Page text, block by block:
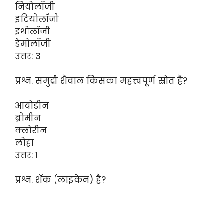
नियोलॉजी
इटियोलॉजी
इथोलॉजी
डेमोलॉजी
उत्तर: 3
प्रश्न. समुद्री शैवाल किसका महत्त्वपूर्ण स्रोत हैं?
आयोडीन
ब्रोमीन
क्लोरीन
लोहा
उत्तर: 1
प्रश्न. शॅक (लाइकेन) है?